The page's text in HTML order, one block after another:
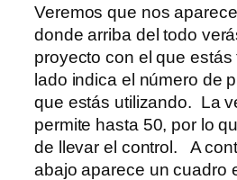
Veremos que nos
donde arriba del todo
proyecto con el que estás
lado indica el número de
que estás utilizando. La
permite hasta 50, por lo
de llevar el control. A
abajo aparece un cuadro